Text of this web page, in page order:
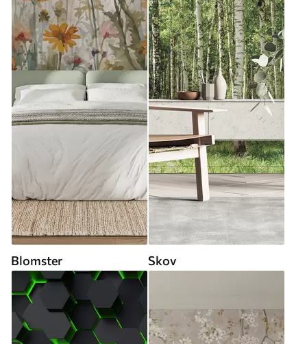
Blomster Skov